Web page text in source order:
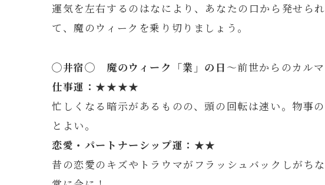
運気を左右するのはなにより、あなたの口から発せら
て、魔のウィークを乗り切りましょう。
◯井宿◯ 魔のウィーク「業」の日 ～前世からのカル
仕事運：★★★★
忙しくなる暗示があるものの、頭の回転は速い。物事
とよい。
恋愛・パートナーシップ運：★★
昔の恋愛のキズやトラウマがフラッシュバックしがち